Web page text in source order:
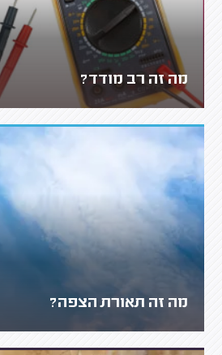
מה זה רב מודד?
מה זה תאורת הצפה?